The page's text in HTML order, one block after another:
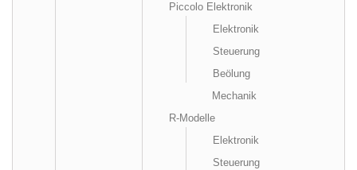
Piccolo Elektronik
Elektronik
Steuerung
Beölung
Mechanik
R-Modelle
Elektronik
Steuerung